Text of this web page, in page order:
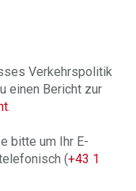
Verkehrspolitik
einen Bericht zur
.
bitte um Ihr E-
(+43 1